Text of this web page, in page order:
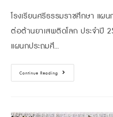
โรงเรียนศรีธรรมราชศึกษา แผ
ต่อต้านยาเสพติดโลก ประจำปี
แผนกประถมศึ…
Continue Reading